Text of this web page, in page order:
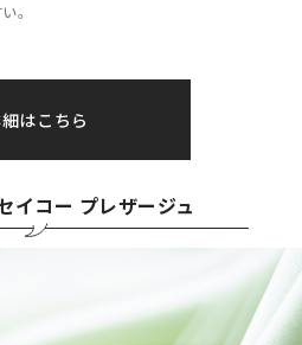
。
はこちら
イコー プレザージュ